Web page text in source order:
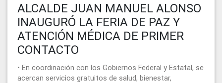
ALCALDE JUAN MANUEL ALONSO
INAUGURÓ LA FERIA DE PAZ Y
ATENCIÓN MÉDICA DE PRIMER
CONTACTO
• En coordinación con los Gobiernos Federal y Estatal, se
acercan servicios gratuitos de salud, bienestar,